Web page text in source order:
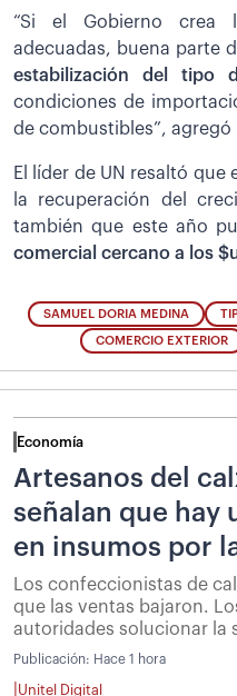
“Si el Gobierno crea
adecuadas, buena parte
estabilización del tipo
condiciones de
de combustibles”, agregó
El líder de UN resaltó que
la recuperación del
también que este año
comercial cercano a los
SAMUEL DORIA MEDINA
COMERCIO EXTERIOR
Economía
Artesanos del
señalan que hay
en insumos por
Los confeccionistas de
que las ventas bajaron.
autoridades solucionar la
Publicación: Hace 1 hora
Unitel Digital